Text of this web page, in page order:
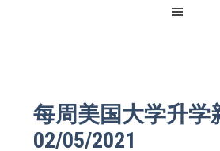
每周美国大学升学
02/05/2021